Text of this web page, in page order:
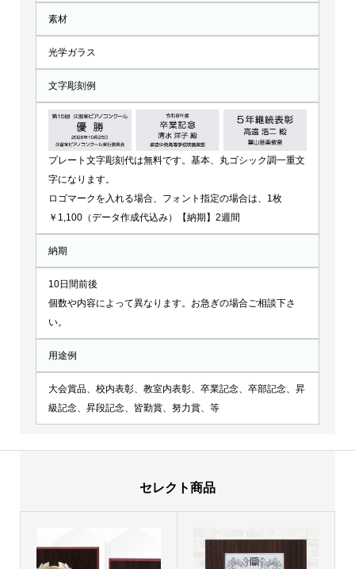
素材
光学ガラス
文字彫刻例
プレート文字彫刻代は無料です。基本、丸ゴシック調一重文
字になります。
ロゴマークを入れる場合、フォント指定の場合は、1枚
￥1,100（データ作成代込み）【納期】2週間
納期
10日間前後
個数や内容によって異なります。お急ぎの場合ご相談下さ
い。
用途例
大会賞品、校内表彰、教室内表彰、卒業記念、卒部記念、昇
級記念、昇段記念、皆勤賞、努力賞、等
セレクト商品